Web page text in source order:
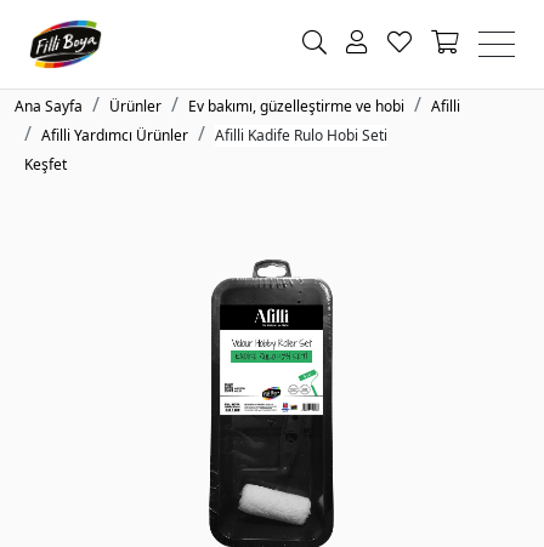
Ana Sayfa Ürünler Ev bakımı, güzelleştirme ve hobi
Afilli
Afilli Yardımcı Ürünler
Keşfet
Afilli Kadife Rulo Hobi Seti